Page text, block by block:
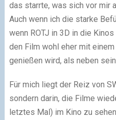
das starrte, was sich vor mir
Auch wenn ich die starke
wenn ROTJ in 3D in die
den Film wohl eher mit
genießen wird, als neben
Für mich liegt der Reiz von
sondern darin, die Filme
letztes Mal) im Kino zu